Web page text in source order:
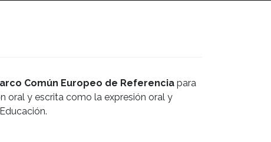
Común Europeo de Referencia para
oral y escrita como la expresión oral y